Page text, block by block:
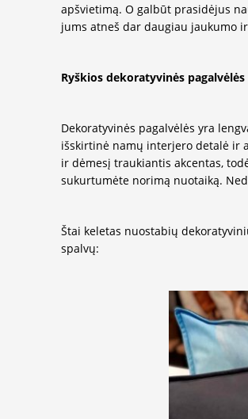
apšvietimą. O galbūt prasidėjus
jums atneš dar daugiau jaukumo
Ryškios dekoratyvinės pagalvėlės
Dekoratyvinės pagalvėlės yra
išskirtinė namų interjero detalė ir
ir dėmesį traukiantis akcentas,
sukurtumėte norimą nuotaiką.
Štai keletas nuostabių
spalvų: